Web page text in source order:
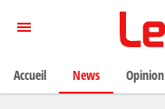
Accueil News Opinion